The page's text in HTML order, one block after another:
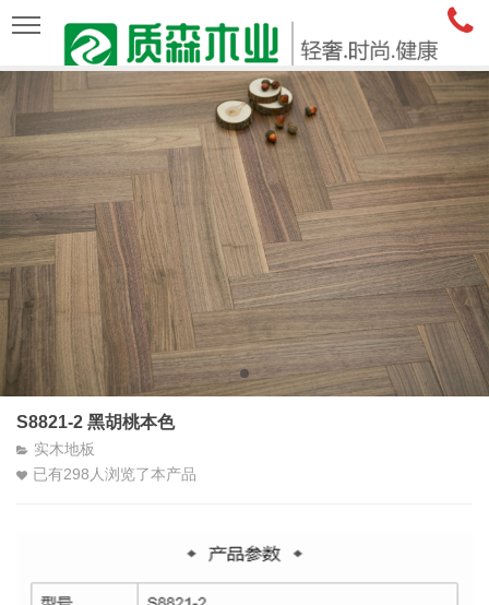
S8821-2 黑胡桃本色
实木地板
已有298 人浏览了本产品